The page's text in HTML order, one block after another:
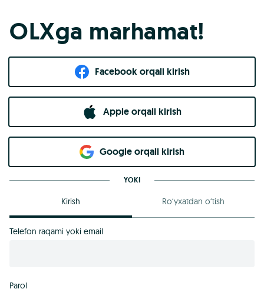
OLXga marhamat!
Facebook orqali kirish​
Apple orqali kirish
Goo​g​le orqali kirish
YOKI
Kirish Ro‘yxatdan o‘tish
Telefon raqami yoki email
Parol